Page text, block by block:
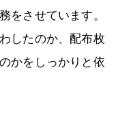
をさせています。
したのか、配布枚
かをしっかりと依